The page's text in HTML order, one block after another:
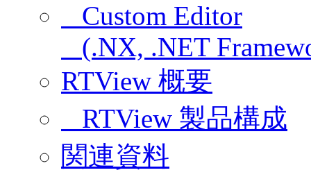
Custom Editor
(.NX, .NET
RTView 概要
RTView 製品構成
関連資料